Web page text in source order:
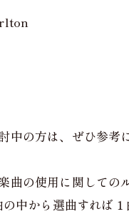
中の方は、ぜひ参考
の使用に関しての
中から選曲すれば